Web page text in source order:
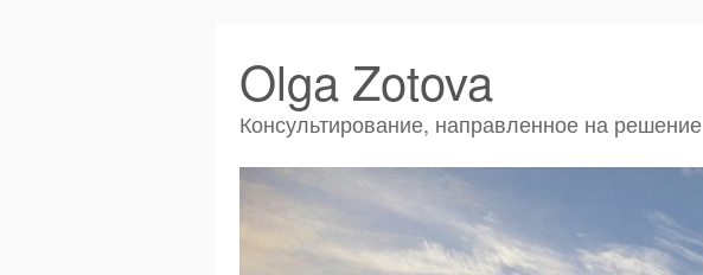
Olga Zotova
Консультирование, направленное на решение